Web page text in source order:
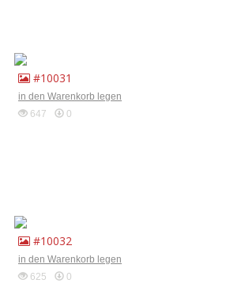
#10031
in den Warenkorb legen
647
0
#10032
in den Warenkorb legen
625
0